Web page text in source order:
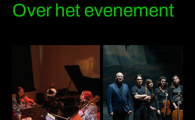
Over het evenement